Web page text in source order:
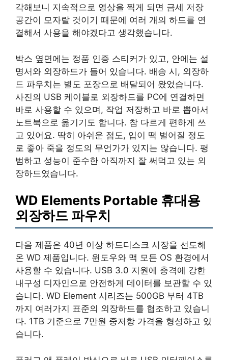
각해보니 지속적으로 영상을 찍게 되면 금세 저장
공간이 모자랄 것이기 때문에 여러 개의 하드를 연
결해서 사용을 해야겠다고 생각했습니다.
박스 옆면에는 정품 인증 스티커가 있고, 안에는 설
명서와 외장하드가 들어 있습니다. 배송 시, 외장하
드 파우치는 별도 포장으로 배달되어 왔었습니다.
사진의 USB 케이블로 외장하드를 PC에 연결하면
바로 사용할 수 있으며, 작업 저장하고 바로 뽑아서
노트북으로 옮기기도 합니다. 참 다르게 편하게 쓰
고 있어요. 딱히 아쉬운 점도, 입이 떡 벌어질 정도
로 좋아 죽을 정도의 무언가가 있지는 않습니다. 평
범하고 성능이 준수한 아직까지 잘 써먹고 있는 외
장하드였습니다.
WD Elements Portable 휴대용
외장하드 파우치
다음 제품은 40년 이상 하드디스크 시장을 선도해
온 WD 제품입니다. 윈도우와 맥 모든 OS 환경에서
사용할 수 있습니다. USB 3.0 지원에 충격에 강한
내구성 디자인으로 안전하게 데이터를 보관할 수 있
습니다. WD Element 시리즈는 500GB 부터 4TB
까지 여러가지 표준의 외장하드를 협조하고 있습니
다. 1TB 기준으로 7만원 중저항 가격을 형성하고 있
습니다.